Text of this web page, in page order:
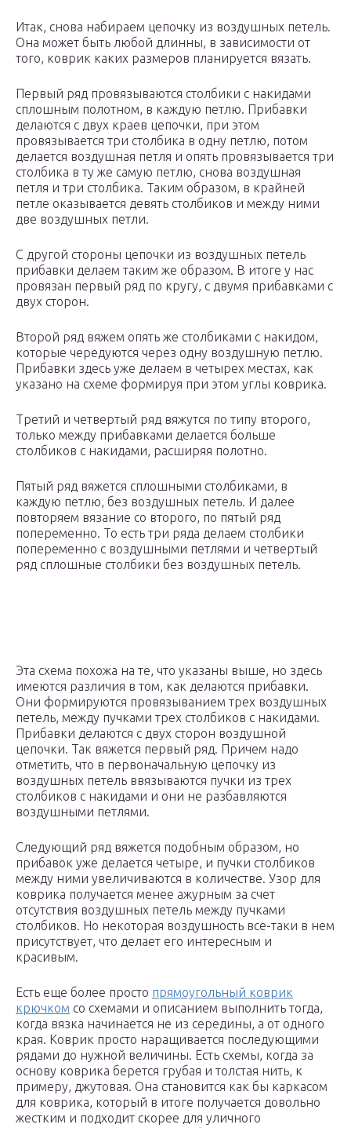
Итак, снова набираем цепочку из воздушных петель.
Она может быть любой длинны, в зависимости от
того, коврик каких размеров планируется вязать.
Первый ряд провязываются столбики с накидами
сплошным полотном, в каждую петлю. Прибавки
делаются с двух краев цепочки, при этом
провязывается три столбика в одну петлю, потом
делается воздушная петля и опять провязывается три
столбика в ту же самую петлю, снова воздушная
петля и три столбика. Таким образом, в крайней
петле оказывается девять столбиков и между ними
две воздушных петли.
С другой стороны цепочки из воздушных петель
прибавки делаем таким же образом. В итоге у нас
провязан первый ряд по кругу, с двумя прибавками с
двух сторон.
Второй ряд вяжем опять же столбиками с накидом,
которые чередуются через одну воздушную петлю.
Прибавки здесь уже делаем в четырех местах, как
указано на схеме формируя при этом углы коврика.
Третий и четвертый ряд вяжутся по типу второго,
только между прибавками делается больше
столбиков с накидами, расширяя полотно.
Пятый ряд вяжется сплошными столбиками, в
каждую петлю, без воздушных петель. И далее
повторяем вязание со второго, по пятый ряд
попеременно. То есть три ряда делаем столбики
попеременно с воздушными петлями и четвертый
ряд сплошные столбики без воздушных петель.
Эта схема похожа на те, что указаны выше, но здесь
имеются различия в том, как делаются прибавки.
Они формируются провязыванием трех воздушных
петель, между пучками трех столбиков с накидами.
Прибавки делаются с двух сторон воздушной
цепочки. Так вяжется первый ряд. Причем надо
отметить, что в первоначальную цепочку из
воздушных петель ввязываются пучки из трех
столбиков с накидами и они не разбавляются
воздушными петлями.
Следующий ряд вяжется подобным образом, но
прибавок уже делается четыре, и пучки столбиков
между ними увеличиваются в количестве. Узор для
коврика получается менее ажурным за счет
отсутствия воздушных петель между пучками
столбиков. Но некоторая воздушность все-таки в нем
присутствует, что делает его интересным и
красивым.
Есть еще более просто прямоугольный коврик
крючком со схемами и описанием выполнить тогда,
когда вязка начинается не из середины, а от одного
края. Коврик просто наращивается последующими
рядами до нужной величины. Есть схемы, когда за
основу коврика берется грубая и толстая нить, к
примеру, джутовая. Она становится как бы каркасом
для коврика, который в итоге получается довольно
жестким и подходит скорее для уличного